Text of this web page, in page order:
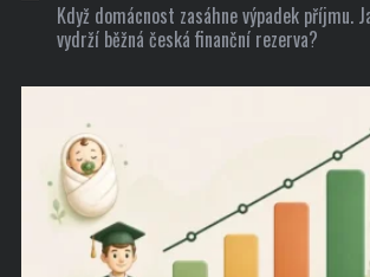
Když domácnost zasáhne výpadek příjmu.
vydrží běžná česká finanční rezerva?